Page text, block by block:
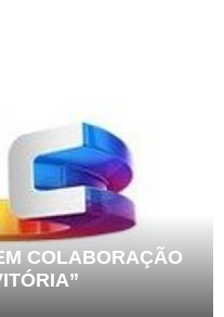
COLABORAÇÃO